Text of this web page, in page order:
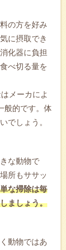
の方を好み
に摂取でき
化器に負担
べ切る量を
メーカによ
般的です。体
でしょう。
な動物で
所もササッ
な掃除は毎
ましょう。
動物ではあ